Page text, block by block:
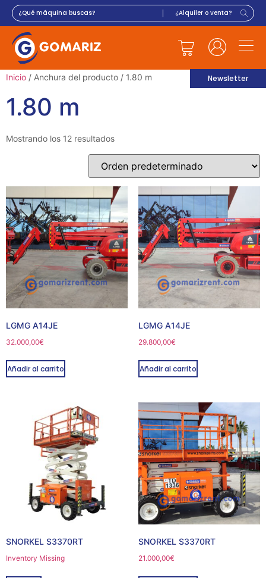
Newsletter
Inicio / Anchura del producto / 1.80 m
1.80 m
Mostrando los 12 resultados
LGMG A14JE
32.000,00€
Añadir al carrito
LGMG A14JE
29.800,00€
Añadir al carrito
SNORKEL S3370RT
Inventory Missing
SNORKEL S3370RT
21.000,00€